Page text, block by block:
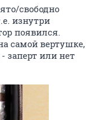
свободно
изнутри
появился.
самой вертушке,
заперт или нет